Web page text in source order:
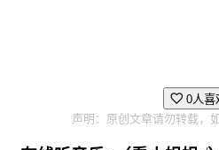
0人喜
声明：原创文章请勿转载，